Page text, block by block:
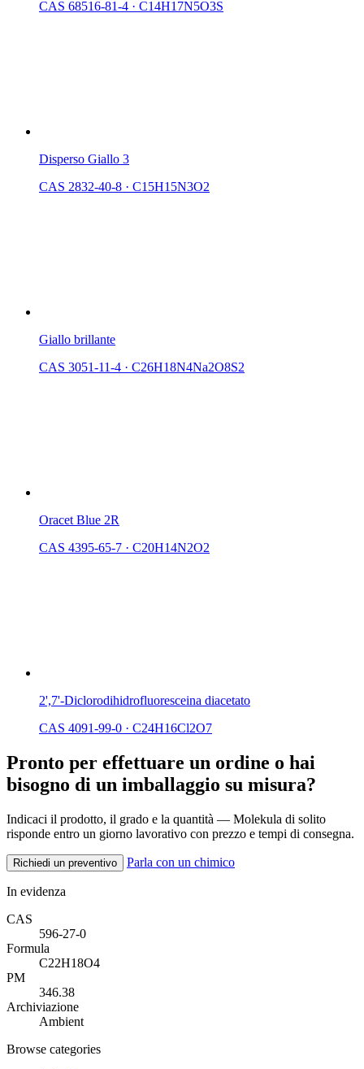
CAS 68516-81-4 · C14H17N5O3S
Disperso Giallo 3
CAS 2832-40-8 · C15H15N3O2
Giallo brillante
CAS 3051-11-4 · C26H18N4Na2O8S2
Oracet Blue 2R
CAS 4395-65-7 · C20H14N2O2
2',7'-Diclorodihidrofluoresceina diacetato
CAS 4091-99-0 · C24H16Cl2O7
Pronto per effettuare un ordine o hai
bisogno di un imballaggio su misura?
Indicaci il prodotto, il grado e la quantità — Molekula di solito
risponde entro un giorno lavorativo con prezzo e tempi di consegna.
Richiedi un preventivo Parla con un chimico
In evidenza
CAS
596-27-0
Formula
C22H18O4
PM
346.38
Archiviazione
Ambient
Browse categories